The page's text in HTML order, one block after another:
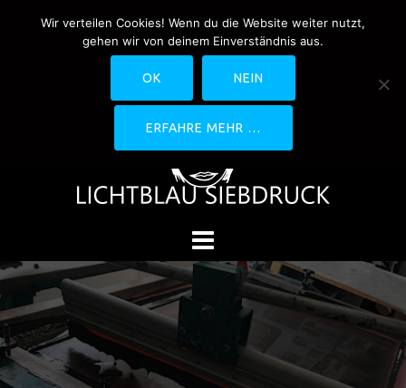
0170-4800361
drucken@lichtblau-
siebdruck.de
Schwedlerstraße 1 - 5 60314
Wir verteilen Cookies! Wenn du die Website weiter nutzt,
gehen wir von deinem Einverständnis aus.
OK NEIN
ERFAHRE MEHR …